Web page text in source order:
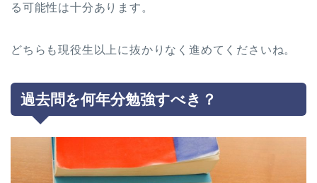
る可能性は十分あります。
どちらも現役生以上に抜かりなく進めてくださいね。
過去問を何年分勉強すべき？